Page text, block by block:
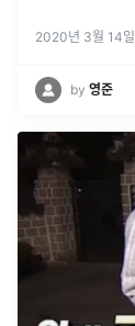
2020년 3월 14일
by 영준